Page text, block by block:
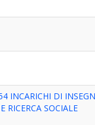
INCARICHI DI
SOCIALE